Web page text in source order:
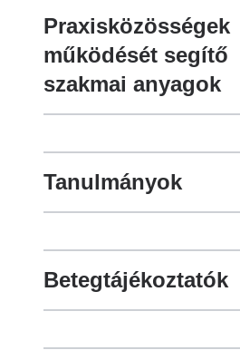
Praxisközösségek
működését segítő
szakmai anyagok
Tanulmányok
Betegtájékoztatók